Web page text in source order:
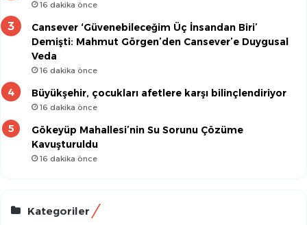
16 dakika önce
Cansever ‘Güvenebileceğim Üç İnsandan Biri’
Demişti: Mahmut Görgen’den Cansever’e Duygusal
Veda
16 dakika önce
Büyükşehir, çocukları afetlere karşı bilinçlendiriyor
16 dakika önce
Gökeyüp Mahallesi’nin Su Sorunu Çözüme
Kavuşturuldu
16 dakika önce
Kategoriler